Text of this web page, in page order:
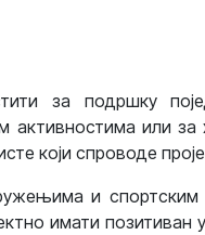
за подршку
активностима или
који спроводе
и спортским
имати позитиван